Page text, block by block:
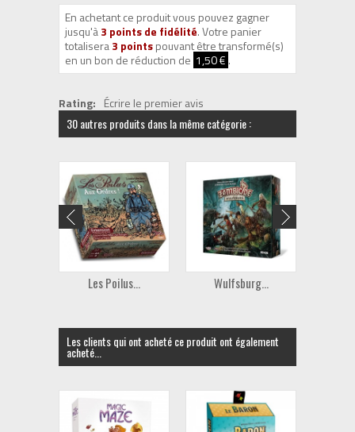
En achetant ce produit vous pouvez gagner
jusqu'à3 points de fidélité. Votre panier
totalisera3 pointspouvant être transformé(s)
en un bon de réduction de 1,50 € .
Rating: Écrire le premier avis
30 autres produits dans la même catégorie :
Les Poilus... Wulfsburg...
Les clients qui ont acheté ce produit ont également
acheté...